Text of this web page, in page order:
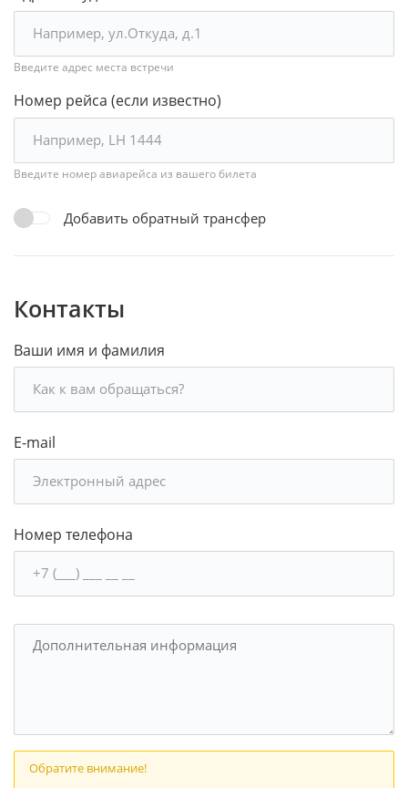
Введите адрес места встречи
Номер рейса (если известно)
Введите номер авиарейса из вашего билета
Добавить обратный трансфер
Контакты
Ваши имя и фамилия
E-mail
Номер телефона
Обратите внимание!